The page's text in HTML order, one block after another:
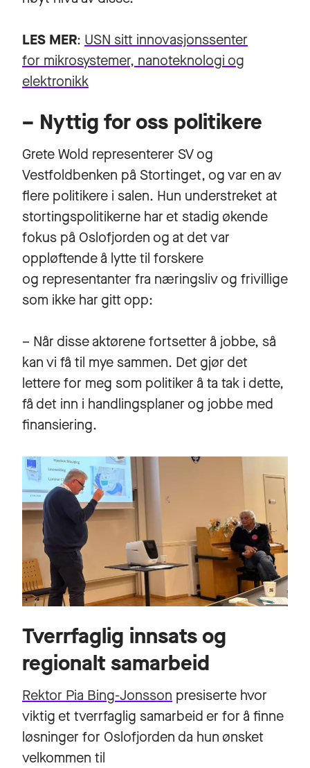
LES MER: USN sitt innovasjonssenter
for mikrosystemer, nanoteknologi og
elektronikk
– Nyttig for oss politikere
Grete Wold representerer SV og
Vestfoldbenken på Stortinget, og var en av
flere politikere i salen. Hun understreket at
stortingspolitikerne har et stadig økende
fokus på Oslofjorden og at det var
oppløftende å lytte til forskere
og representanter fra næringsliv og frivillige
som ikke har gitt opp:
– Når disse aktørene fortsetter å jobbe, så
kan vi få til mye sammen. Det gjør det
lettere for meg som politiker å ta tak i dette,
få det inn i handlingsplaner og jobbe med
finansiering.
Tverrfaglig innsats og
regionalt samarbeid
Rektor Pia Bing-Jonsson presiserte hvor
viktig et tverrfaglig samarbeid er for å finne
løsninger for Oslofjorden da hun ønsket
velkommen til